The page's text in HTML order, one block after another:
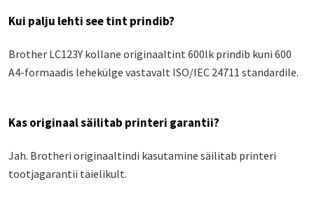
Kui palju lehti see tint prindib?
Brother LC123Y kollane originaaltint 600lk prindib kuni 600
A4-formaadis lehekülge vastavalt ISO/IEC 24711 standardile.
Kas originaal säilitab printeri garantii?
Jah. Brotheri originaaltindi kasutamine säilitab printeri
tootjagarantii täielikult.